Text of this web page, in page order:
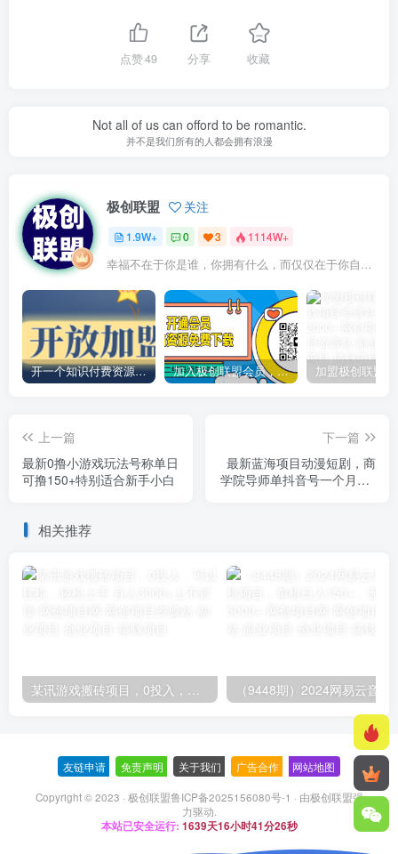
点赞49 分享 收藏
Not all of us can offord to be romantic.
并不是我们所有的人都会拥有浪漫
极创联盟 关注
1.9W+ 0 3 1114W+
幸福不在于你是谁，你拥有什么，而仅仅在于你自己怎么看待
开一个知识付费资源网站，小白也能日入1000+ 加入极创联盟会员，全站资源免费学习。
上一篇
最新0撸小游戏玩法号称单日
可撸150+特别适合新手小白
下一篇
最新蓝海项目动漫短剧，商
学院导师单抖音号一个月8W
相关推荐
某讯游戏搬砖项目，0投入，可以挂机，轻松上手,月入3000+上不封顶
友链申请 免责声明 关于我们 广告合作 网站地图
Copyright © 2023 · 极创联盟鲁ICP备2025156080号-1 · 由极创联盟强
力驱动.
本站已安全运行: 1639天16小时41分27秒